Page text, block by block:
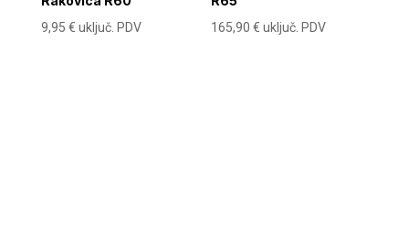
9,95 € uključ. PDV 165,90€ uključ. PDV